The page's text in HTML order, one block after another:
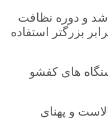
و دوره نظافت
بزرگتر استفاده
های کفشو
و پهنای